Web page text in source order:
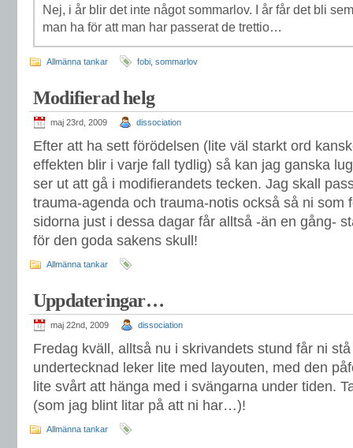
Nej, i år blir det inte något sommarlov. I år får det bli
man ha för att man har passerat de trettio…
Allmänna tankar fobi sommarlov
Modifierad helg
maj 23rd, 2009 dissociation
Efter att ha sett förödelsen (lite väl starkt ord
effekten blir i varje fall tydlig) så kan jag ganska
ser ut att gå i modifierandets tecken. Jag skall
trauma-agenda och trauma-notis också så ni som
sidorna just i dessa dagar får alltså -än en gång-
för den goda sakens skull!
Allmänna tankar
Uppdateringar…
maj 22nd, 2009 dissociation
Fredag kväll, alltså nu i skrivandets stund får ni
undertecknad leker lite med layouten, med den
lite svårt att hänga med i svängarna under tiden.
(som jag blint litar på att ni har…)!
Allmänna tankar